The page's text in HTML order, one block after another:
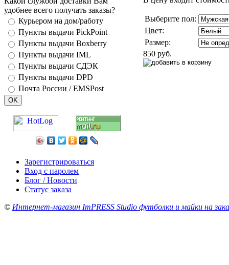
удобнее всего получать заказы?
Курьером на дом/работу
Пункты выдачи PickPoint
Пункты выдачи Boxberry
Пункты выдачи IML
Пункты выдачи СДЭК
Пункты выдачи DPD
Почта России / EMSPost
Выберите пол:
Цвет:
Размер:
850 руб.
Зарегистрироваться
Вход с паролем
Блог / Новости
Статус заказа
© Интернет-магазин ImPRESS Studio футболки и майки на